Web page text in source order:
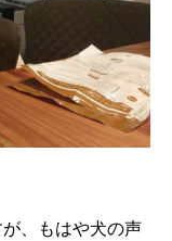
、もはや犬の声